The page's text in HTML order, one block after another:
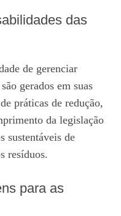
das
de gerenciar
gerados em suas
práticas de redução,
da legislação
sustentáveis de
resíduos.
para as